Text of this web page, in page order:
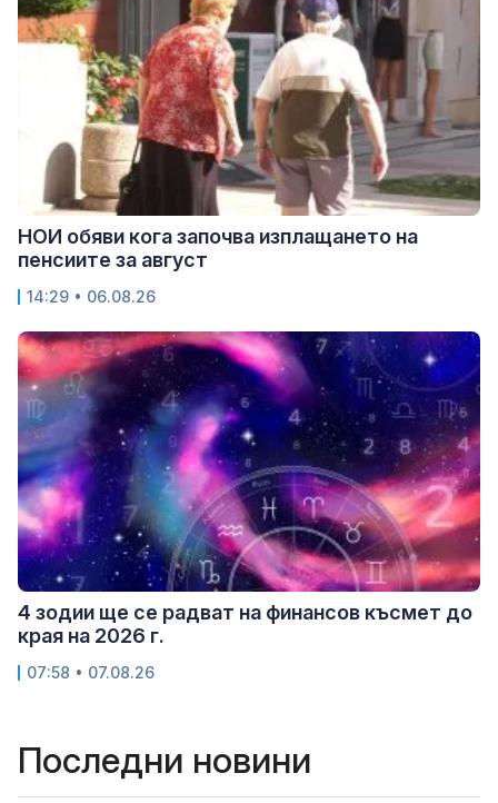
НОИ обяви кога започва изплащането на
пенсиите за август
14:29 • 06.08.26
4 зодии ще се радват на финансов късмет до
края на 2026 г.
07:58 • 07.08.26
Последни новини